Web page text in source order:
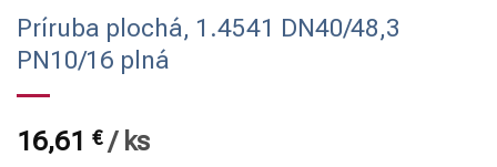
Príruba plochá, 1.4541 DN40/48,3
PN10/16 plná
16,61 €/ ks